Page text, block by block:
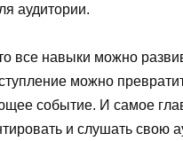
аудитории.
все навыки можно
можно
событие. И самое
и слушать свою